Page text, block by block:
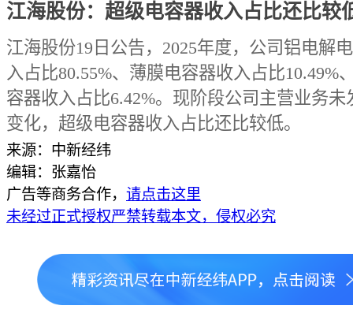
江海股份：超级电容器收入占比还比较
江海股份19日公告，2025年度，公司铝电解
入占比80.55%、薄膜电容器收入占比10.49%
容器收入占比6.42%。现阶段公司主营业务未
变化，超级电容器收入占比还比较低。
来源：中新经纬
编辑：张嘉怡
广告等商务合作， 请点击这里
未经过正式授权严禁转载本文，侵权必究